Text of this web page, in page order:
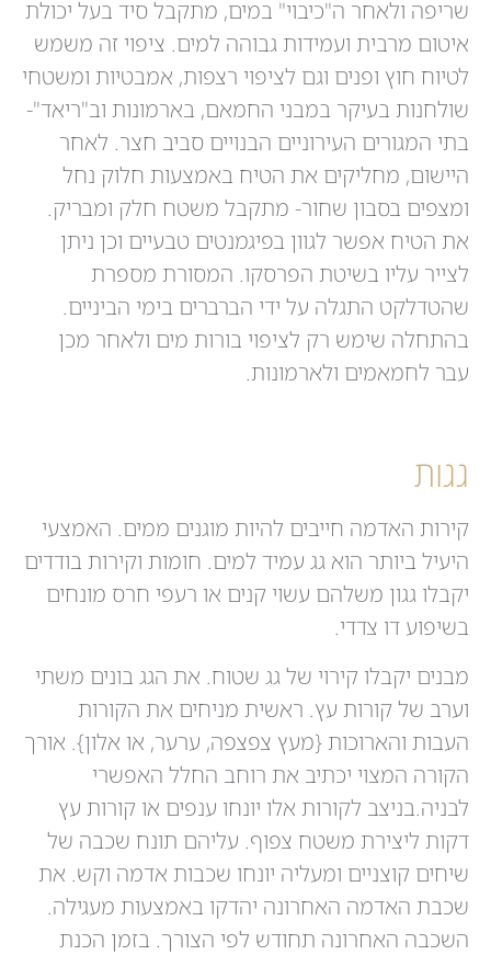
שריפה ולאחר ה"כיבוי" במים, מתקבל סיד בעל יכולת
איטום מרבית ועמידות גבוהה למים. ציפוי זה משמש
לטיוח חוץ ופנים וגם לציפוי רצפות, אמבטיות ומשטחי
שולחנות בעיקר במבני החמאם, בארמונות וב"ריאד"-
בתי המגורים העירוניים הבנויים סביב חצר. לאחר
היישום, מחליקים את הטיח באמצעות חלוק נחל
ומצפים בסבון שחור- מתקבל משטח חלק ומבריק.
את הטיח אפשר לגוון בפיגמנטים טבעיים וכן ניתן
לצייר עליו בשיטת הפרסקו. המסורת מספרת
שהטדלקט התגלה על ידי הברברים בימי הביניים.
בהתחלה שימש רק לציפוי בורות מים ולאחר מכן
עבר לחמאמים ולארמונות.
גגות
קירות האדמה חייבים להיות מוגנים ממים. האמצעי
היעיל ביותר הוא גג עמיד למים. חומות וקירות בודדים
יקבלו גגון משלהם עשוי קנים או רעפי חרס מונחים
בשיפוע דו צדדי.
מבנים יקבלו קירוי של גג שטוח. את הגג בונים משתי
וערב של קורות עץ. ראשית מניחים את הקורות
העבות והארוכות {מעץ צפצפה, ערער, או אלון}. אורך
הקורה המצוי יכתיב את רוחב החלל האפשרי
לבניה.בניצב לקורות אלו יונחו ענפים או קורות עץ
דקות ליצירת משטח צפוף. עליהם תונח שכבה של
שיחים קוצניים ומעליה יונחו שכבות אדמה וקש. את
שכבת האדמה האחרונה יהדקו באמצעות מעגילה.
השכבה האחרונה תחודש לפי הצורך. בזמן הכנת